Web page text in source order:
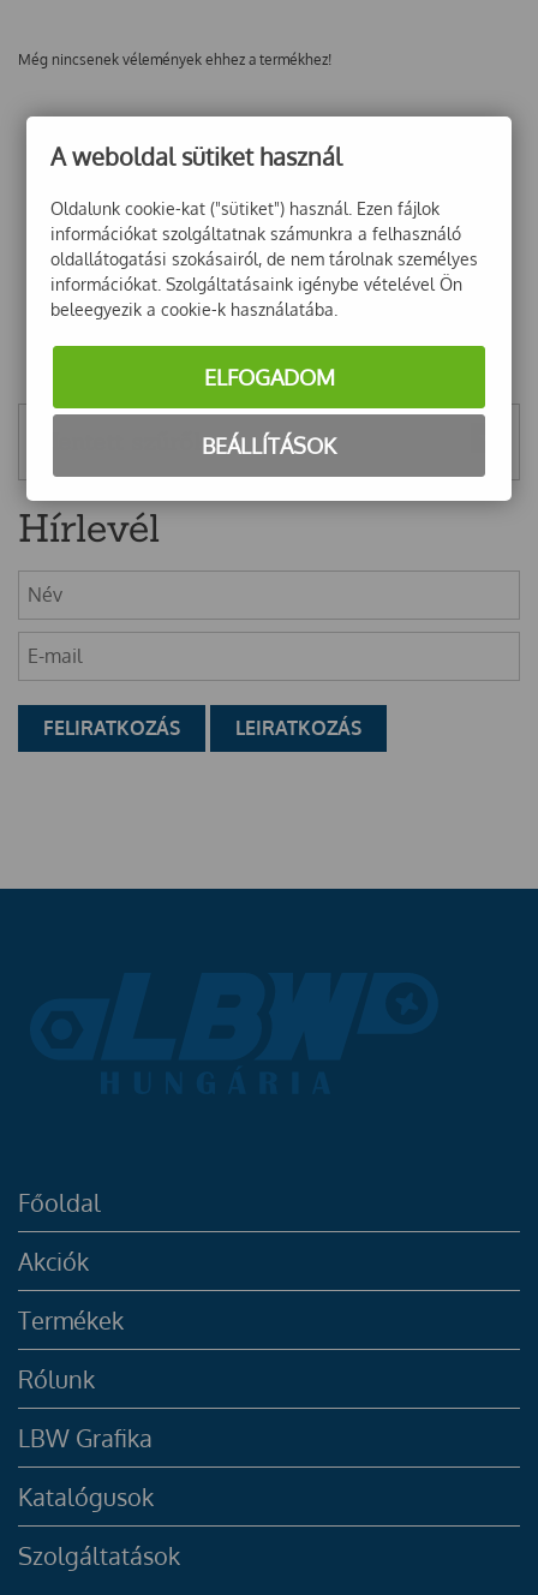
Még nincsenek vélemények ehhez a termékhez!
Mentett szűrők
Hírlevél
Főoldal
Akciók
Termékek
Rólunk
LBW Grafika
Katalógusok
Szolgáltatások
A weboldal sütiket használ
Oldalunk cookie-kat ("sütiket") használ. Ezen fájlok
információkat szolgáltatnak számunkra a felhasználó
oldallátogatási szokásairól, de nem tárolnak személyes
információkat. Szolgáltatásaink igénybe vételével Ön
beleegyezik a cookie-k használatába.
ELFOGADOM
BEÁLLÍTÁSOK